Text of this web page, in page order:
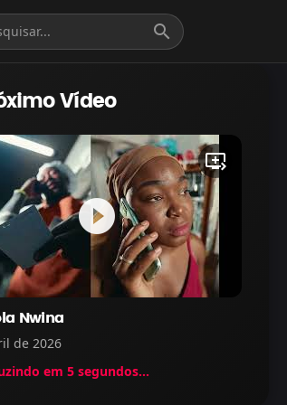
search
Vídeo
play_circle_filled
queue_play_next
Nwina
de 2026
em 5 segundos...